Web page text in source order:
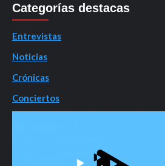
Categorías destacas
Entrevistas
Noticias
Crónicas
Conciertos